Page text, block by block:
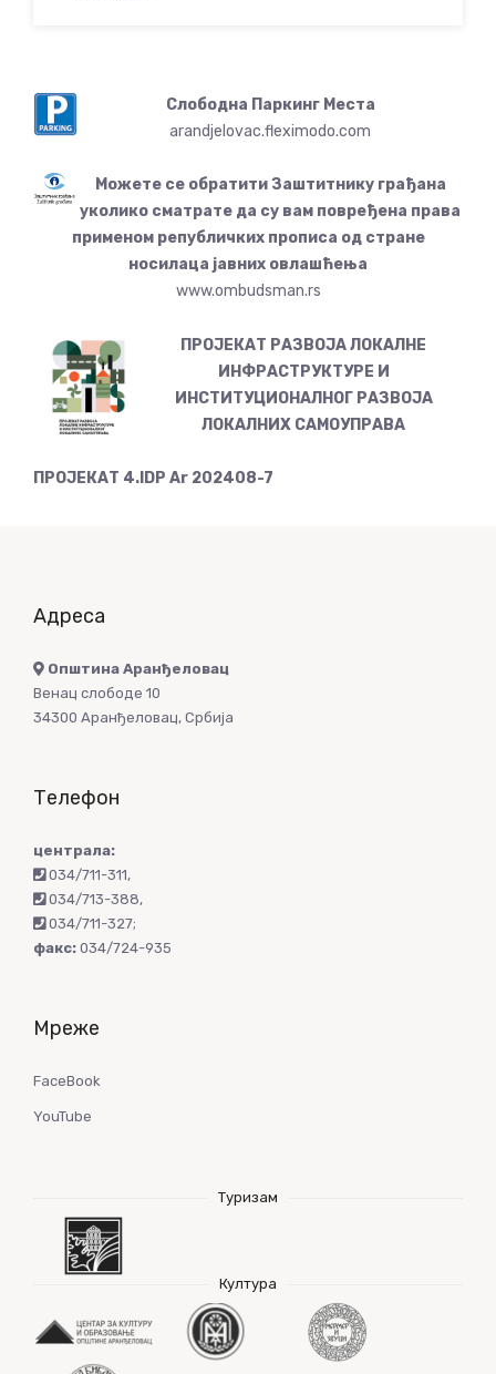
Слободна Паркинг Места
arandjelovac.fleximodo.com
Можете се обратити Заштитнику грађана
уколико сматрате да су вам повређена права
применом републичких прописа од стране
носилаца јавних овлашћења
www.ombudsman.rs
ПРОЈЕКАТ РАЗВОЈА ЛОКАЛНЕ
ИНФРАСТРУКТУРЕ И
ИНСТИТУЦИОНАЛНОГ РАЗВОЈА
ЛОКАЛНИХ САМОУПРАВА
ПРОЈЕКАТ 4.IDP Ar 202408-7
Адреса
Општина Аранђеловац
Венац слободе 10
34300 Аранђеловац, Србија
Телефон
централа:
034/711-311,
034/713-388,
034/711-327;
факс: 034/724-935
Мреже
FaceBook
YouTube
Туризам
Култура